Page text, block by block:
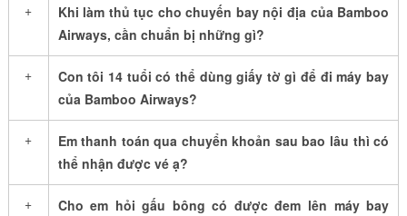
+
Khi làm thủ tục cho chuyến bay nội địa của Bamboo
Airways, cần chuẩn bị những gì?
+
Con tôi 14 tuổi có thể dùng giấy tờ gì để đi máy bay
của Bamboo Airways?
+
Em thanh toán qua chuyển khoản sau bao lâu thì có
thể nhận được vé ạ?
+
Cho em hỏi gấu bông có được đem lên máy bay